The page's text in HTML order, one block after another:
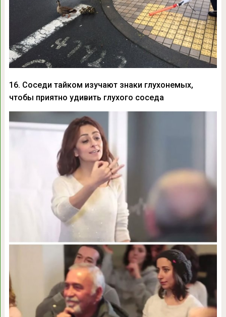
16. Соседи тайком изучают знаки глухонемых,
чтобы приятно удивить глухого соседа